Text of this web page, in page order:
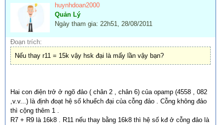
huynhdoan2000
Quản Lý
Ngày tham gia: 22h51, 28/08/2011
Đoạn trích:
Nếu thay r11 = 15k vậy hsk đại là mấy lần vậy bạn?
Hai con điện trở ở ngõ đảo ( chân 2 , chân 6) của opamp (4558 , 082
,v.v...) là định đoạt hệ số khuếch đại của cỗng đảo . Cỗng không đảo
thì cộng thêm 1 .
R7 + R9 là 16k8 . R11 nếu thay bằng 16k8 thì hệ số kđ ở cỗng đảo là